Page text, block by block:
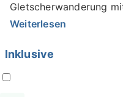
Gletscherwanderung
Action beim Eisklettern!
Informationszentrums
Weiterlesen
Inklusive